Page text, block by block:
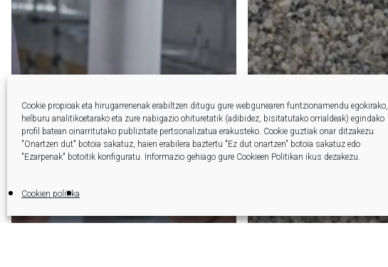
Cookie propioak eta hirugarrenenak erabiltzen ditugu gure webgunearen funtzionamendu egokirako,
helburu analitikoetarako eta zure nabigazio ohituretatik (adibidez, bisitatutako orrialdeak) egindako
profil batean oinarritutako publizitate pertsonalizatua erakusteko. Cookie guztiak onar ditzakezu
"Onartzen dut" botoia sakatuz, haien erabilera baztertu "Ez dut onartzen" botoia sakatuz edo
"Ezarpenak" botoitik konfiguratu. Informazio gehiago gure Cookieen Politikan ikus dezakezu.
Cookien politika